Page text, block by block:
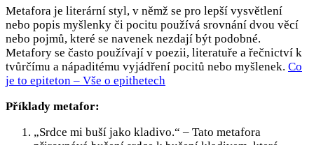
Metafora je literární styl, v němž se pro lepší vysvětlení
nebo popis myšlenky či pocitu používá srovnání dvou věcí
nebo pojmů, které se navenek nezdají být podobné.
Metafory se často používají v poezii, literatuře a řečnictví k
tvůrčímu a nápaditému vyjádření pocitů nebo myšlenek. Co
je to epiteton – Vše o epithetech
Příklady metafor:
„Srdce mi buší jako kladivo.“ – Tato metafora